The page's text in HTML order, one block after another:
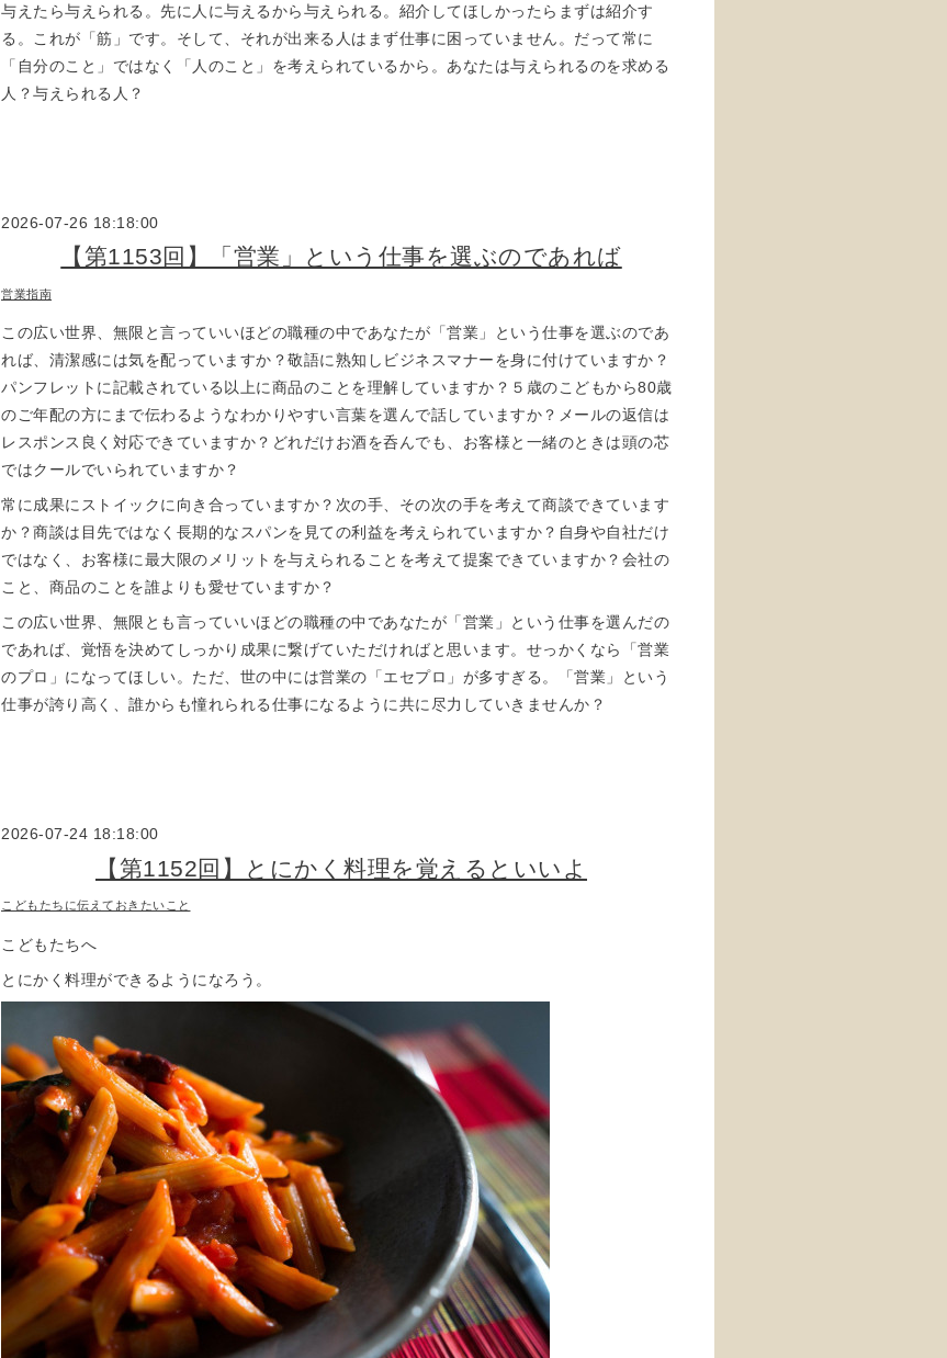
与えたら与えられる。先に人に与えるから与えられる。紹介してほしかったらまずは紹介す
る。これが「筋」です。そして、それが出来る人はまず仕事に困っていません。だって常に
「自分のこと」ではなく「人のこと」を考えられているから。あなたは与えられるのを求める
人？与えられる人？
2026-07-26 18:18:00
【第1153回】「営業」という仕事を選ぶのであれば
営業指南
この広い世界、無限と言っていいほどの職種の中であなたが「営業」という仕事を選ぶのであ
れば、清潔感には気を配っていますか？敬語に熟知しビジネスマナーを身に付けていますか？
パンフレットに記載されている以上に商品のことを理解していますか？５歳のこどもから80歳
のご年配の方にまで伝わるようなわかりやすい言葉を選んで話していますか？メールの返信は
レスポンス良く対応できていますか？どれだけお酒を呑んでも、お客様と一緒のときは頭の芯
ではクールでいられていますか？
常に成果にストイックに向き合っていますか？次の手、その次の手を考えて商談できています
か？商談は目先ではなく長期的なスパンを見ての利益を考えられていますか？自身や自社だけ
ではなく、お客様に最大限のメリットを与えられることを考えて提案できていますか？会社の
こと、商品のことを誰よりも愛せていますか？
この広い世界、無限とも言っていいほどの職種の中であなたが「営業」という仕事を選んだの
であれば、覚悟を決めてしっかり成果に繋げていただければと思います。せっかくなら「営業
のプロ」になってほしい。ただ、世の中には営業の「エセプロ」が多すぎる。「営業」という
仕事が誇り高く、誰からも憧れられる仕事になるように共に尽力していきませんか？
2026-07-24 18:18:00
【第1152回】とにかく料理を覚えるといいよ
こどもたちに伝えておきたいこと
こどもたちへ
とにかく料理ができるようになろう。